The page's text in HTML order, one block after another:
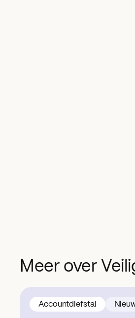
Meer over
Accountdiefstal